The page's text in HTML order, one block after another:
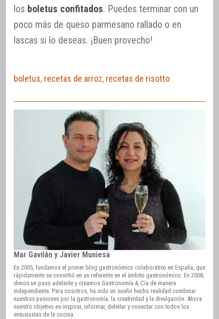
los boletus confitados. Puedes terminar con un
poco más de queso parmesano rallado o en
lascas si lo deseas. ¡Buen provecho!
boletus, recetas de arroz, recetas de risotto
Mar Gavilán y Javier Muniesa
En 2005, fundamos el primer blog gastronómico colaborativo en España, que
rápidamente se convirtió en un referente en el ámbito gastronómico. En 2008,
dimos un paso adelante y creamos Gastronomía & Cía de manera
independiente. Para nosotros, ha sido un sueño hecho realidad combinar
nuestras pasiones por la gastronomía, la creatividad y la divulgación. Ahora
nuestro objetivo es inspirar, informar, deleitar y conectar con todos los
entusiastas de la cocina.